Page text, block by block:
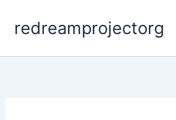
redreamprojectorg